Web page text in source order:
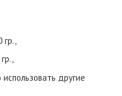
другие